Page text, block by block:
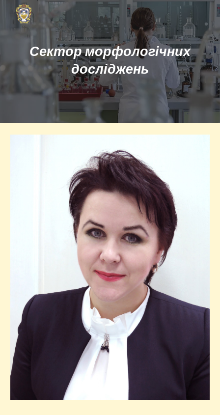
Skip to main content Skip to navigation
Сектор морфологічних
досліджень